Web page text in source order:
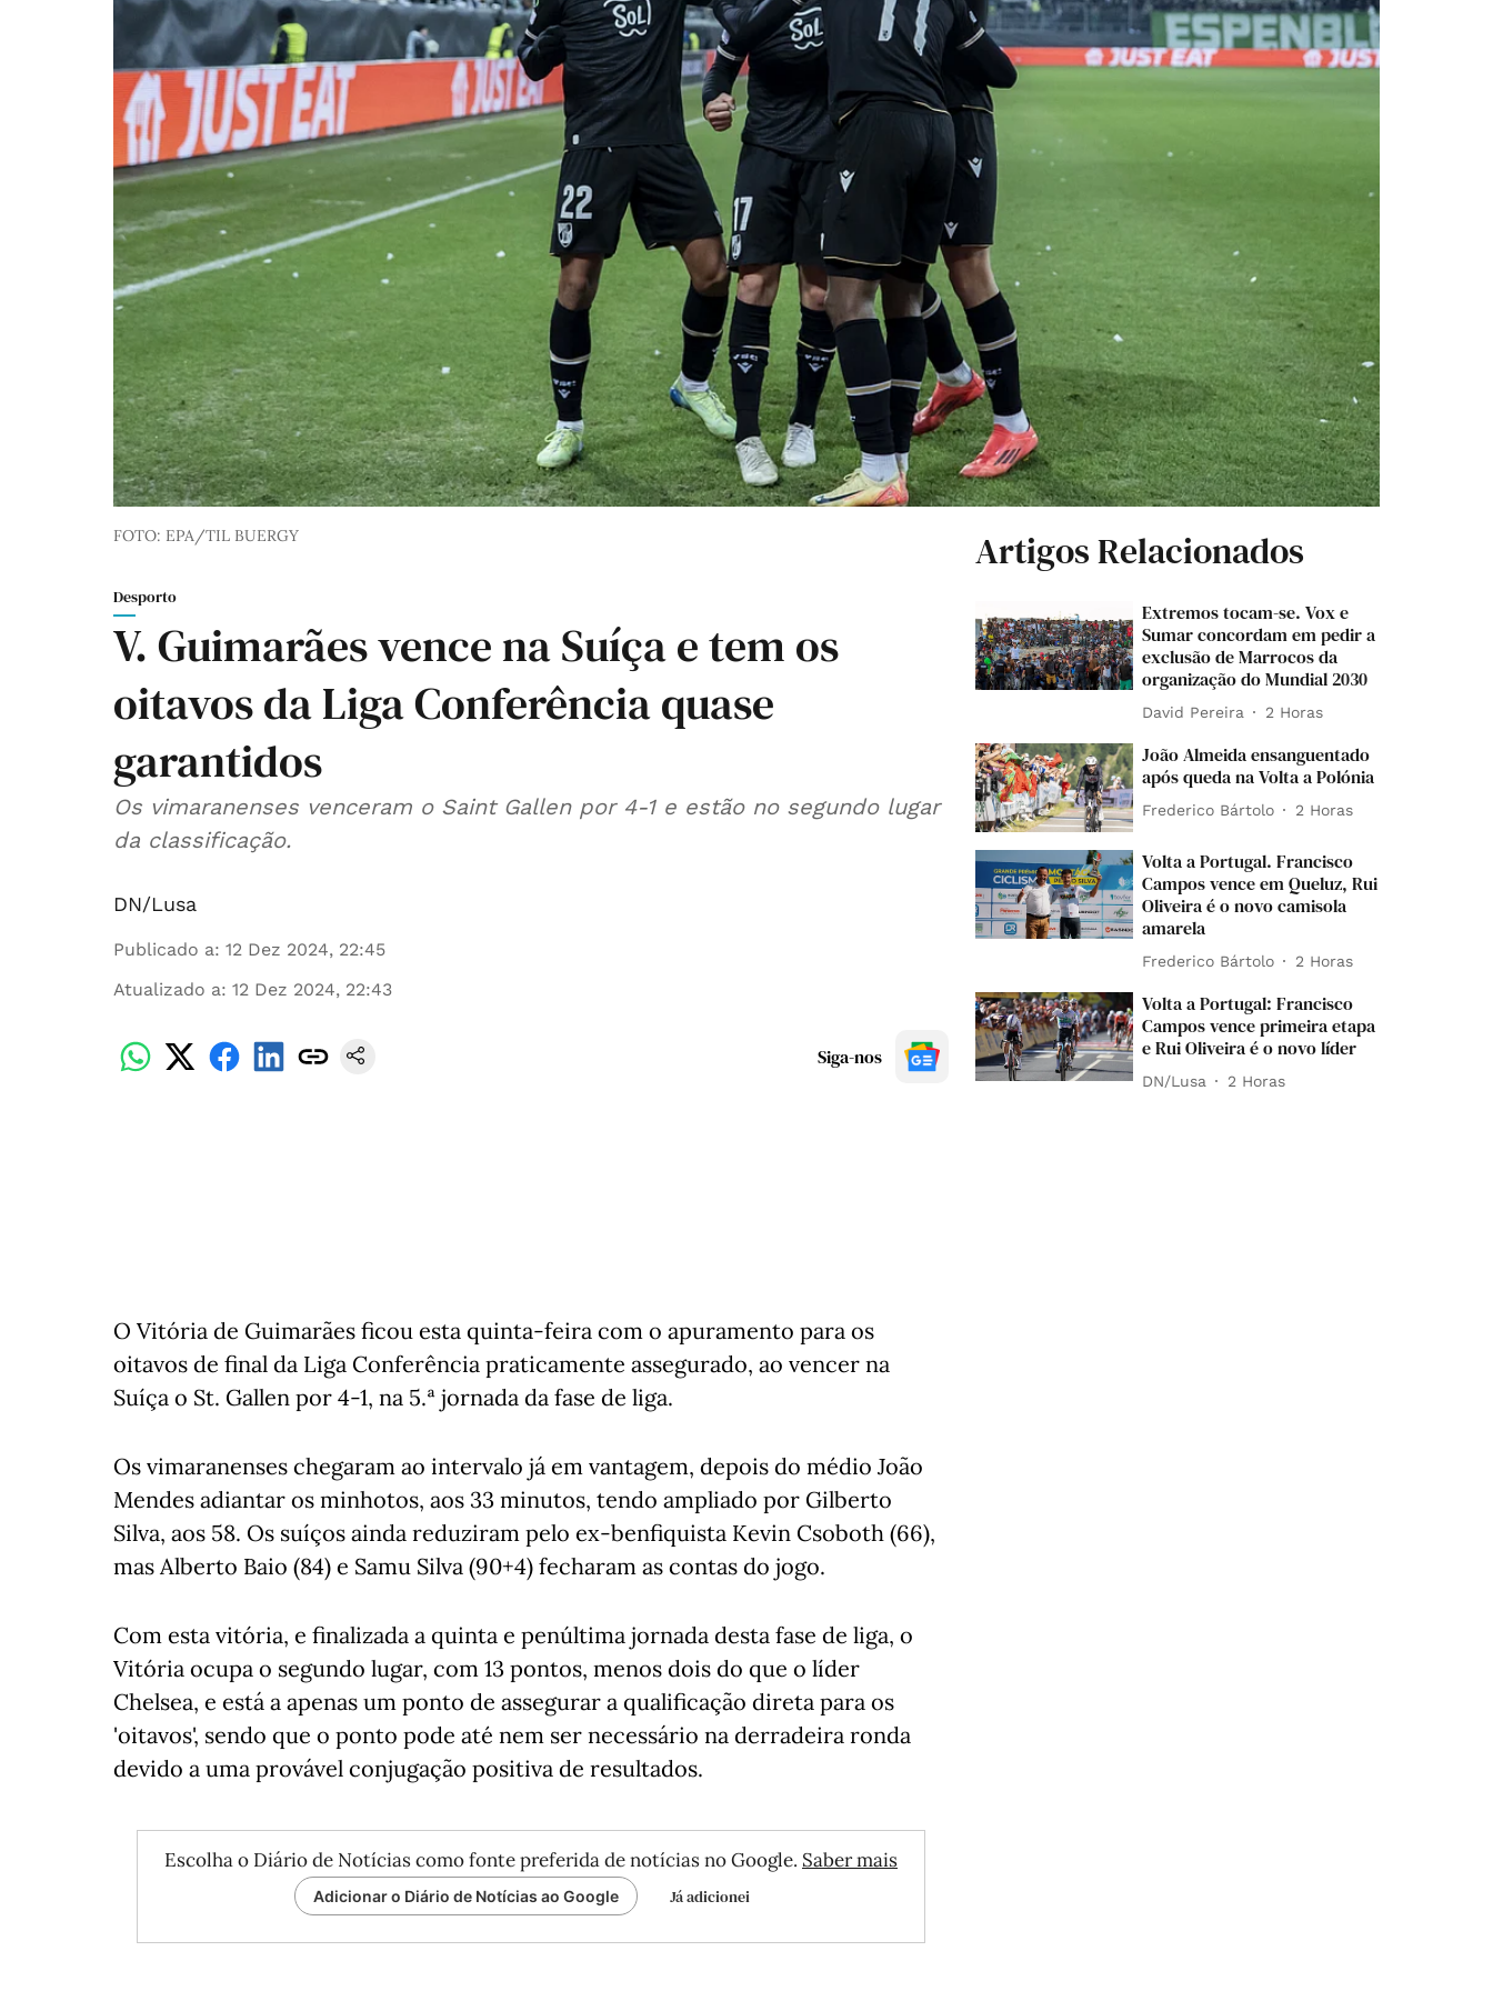
FOTO: EPA/TIL BUERGY
Desporto
V. Guimarães vence na Suíça e tem os
oitavos da Liga Conferência quase
garantidos
Os vimaranenses venceram o Saint Gallen por 4-1 e estão no segundo lugar
da classificação.
DN/Lusa
Publicado a: 12 Dez 2024, 22:45
Atualizado a: 12 Dez 2024, 22:43
Siga-nos
O Vitória de Guimarães ficou esta quinta-feira com o apuramento para os
oitavos de final da Liga Conferência praticamente assegurado, ao vencer na
Suíça o St. Gallen por 4-1, na 5.ª jornada da fase de liga.
Os vimaranenses chegaram ao intervalo já em vantagem, depois do médio João
Mendes adiantar os minhotos, aos 33 minutos, tendo ampliado por Gilberto
Silva, aos 58. Os suíços ainda reduziram pelo ex-benfiquista Kevin Csoboth (66),
mas Alberto Baio (84) e Samu Silva (90+4) fecharam as contas do jogo.
Com esta vitória, e finalizada a quinta e penúltima jornada desta fase de liga, o
Vitória ocupa o segundo lugar, com 13 pontos, menos dois do que o líder
Chelsea, e está a apenas um ponto de assegurar a qualificação direta para os
'oitavos', sendo que o ponto pode até nem ser necessário na derradeira ronda
devido a uma provável conjugação positiva de resultados.
Escolha o Diário de Notícias como fonte preferida de notícias no Google. Saber mais
Adicionar o Diário de Notícias ao Google Já adicionei
Artigos Relacionados
Extremos tocam-se. Vox e
Sumar concordam em pedir a
exclusão de Marrocos da
organização do Mundial 2030
David Pereira 2 Horas
João Almeida ensanguentado
após queda na Volta a Polónia
Frederico Bártolo 2 Horas
Volta a Portugal. Francisco
Campos vence em Queluz, Rui
Oliveira é o novo camisola
amarela
Frederico Bártolo 2 Horas
Volta a Portugal: Francisco
Campos vence primeira etapa
e Rui Oliveira é o novo líder
DN/Lusa 2 Horas